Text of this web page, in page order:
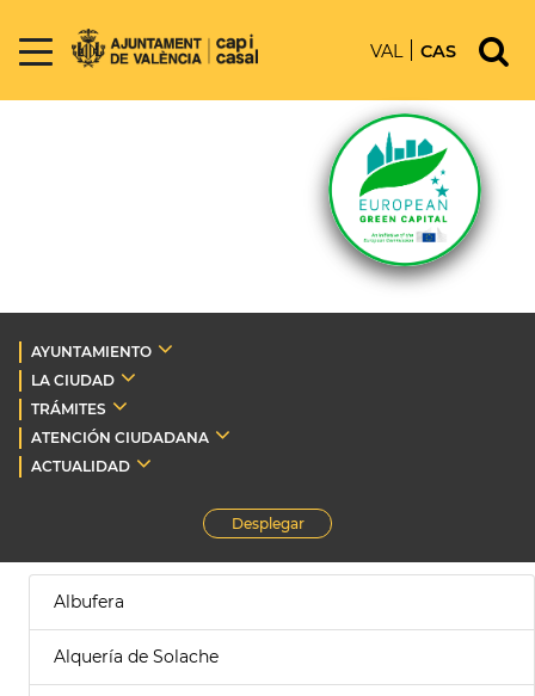
VAL CAS
AYUNTAMIENTO
LA CIUDAD
TRÁMITES
ATENCIÓN CIUDADANA
ACTUALIDAD
Desplegar
Albufera
Alquería de Solache